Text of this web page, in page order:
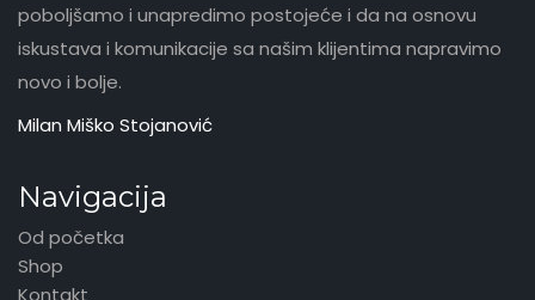
poboljšamo i unapredimo postojeće i da na osnovu
iskustava i komunikacije sa našim klijentima napravimo
novo i bolje.
Milan Miško Stojanović
Navigacija
Od početka
Shop
Kontakt